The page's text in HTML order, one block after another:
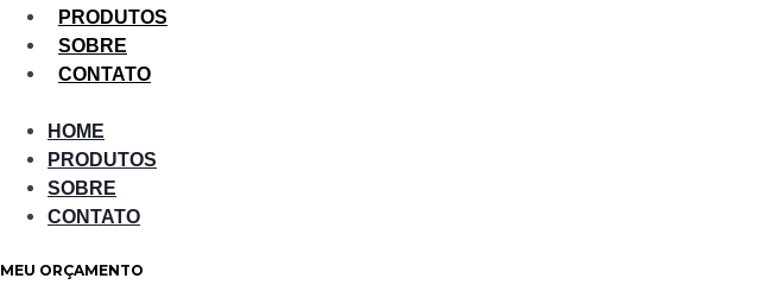
PRODUTOS
SOBRE
CONTATO
HOME
PRODUTOS
SOBRE
CONTATO
MEU ORÇAMENTO